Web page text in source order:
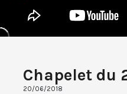
Chapelet du
20/06/2018